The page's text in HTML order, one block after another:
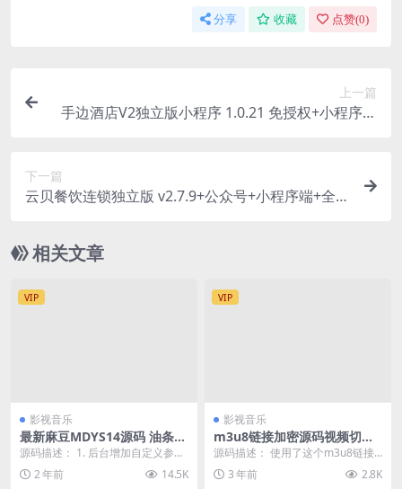
分享 收藏 点赞(0)
上一篇
手边酒店V2独立版小程序 1.0.21 免授权+小程序前
下一篇
云贝餐饮连锁独立版 v2.7.9+公众号+小程序端+全插
相关文章
VIP
影视音乐
最新麻豆MDYS14源码 油条视
频 苹果CMS系统 附搭建教程
源码描述： 1. 后台增加自定义参
数，对应会员升级页面，以及积分
充值 2. 视频...
2 年前 14.5K
VIP
影视音乐
m3u8链接加密源码视频切片
链接加密工具源码
源码描述： 使用了这个m3u8链接
加密工具就是让切片资源链接防盗
作用，搭配云海解...
3 年前 2.8K